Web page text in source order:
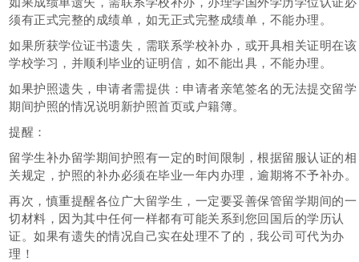
须有正式完整的成绩单，如无正式完整成绩单，不能办理。
如果所获学位证书遗失，需联系学校补办，或开具相关证明在该
学校学习，并顺利毕业的证明信，如不能出具，不能办理。
如果护照遗失，申请者需提供：申请者亲笔签名的无法提交留学
期间护照的情况说明新护照首页或户籍簿。
提醒：
留学生补办留学期间护照有一定的时间限制，根据留服认证的相
关规定，护照的补办必须在毕业一年内办理，逾期将不予补办。
再次，慎重提醒各位广大留学生，一定要妥善保管留学期间的一
切材料，因为其中任何一样都有可能关系到您回国后的学历认
证。如果有遗失的情况自己实在处理不了的，我公司可代为办
理！